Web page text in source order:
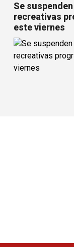
Se
recreativas
este viernes